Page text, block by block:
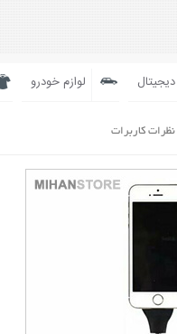
دیجیتال لوازم خودرو
نظرات کاربرات